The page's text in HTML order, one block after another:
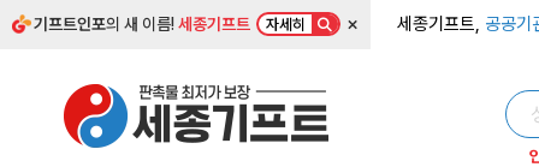
기프트인포의 새 이름!세종기프트 자세히 × 세종기프트, 공공기